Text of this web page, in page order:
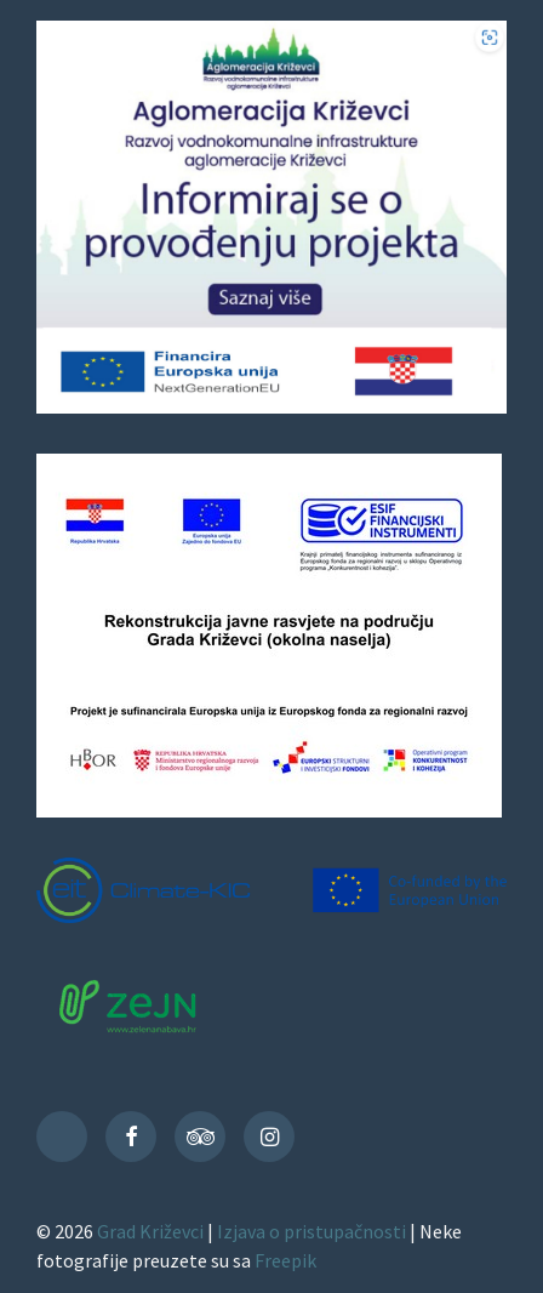
TikTok
FacebookTripAdvisorInstagram
© 2026 Grad Križevci | Izjava o pristupačnosti | Neke
fotografije preuzete su sa Freepik